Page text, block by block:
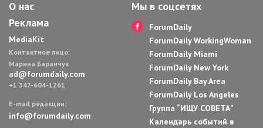
АВТОРСКИЕ КОЛОНКИ
ЗДОРОВЬЕ И КРАСОТА
ДОМ И ЕДА
О нас
Реклама
MediaKit
Контактное лицо:
Марина Баранчук
ad@forumdaily.com
+1 347-604-1261
E-mail редакции:
info@forumdaily.com
Мы в соцсетях
ForumDaily
ForumDaily WorkingWoman
ForumDaily Miami
ForumDaily New York
ForumDaily Bay Area
ForumDaily Los Angeles
Группа “ИЩУ СОВЕТА”
Календарь событий в